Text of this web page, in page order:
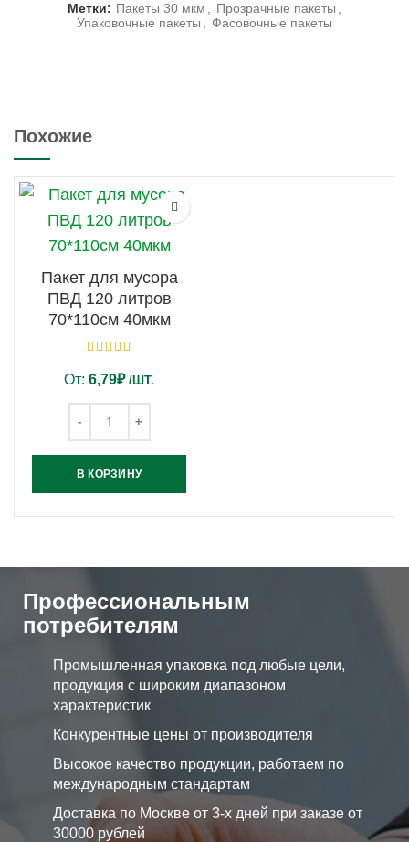
Метки: Пакеты 30 мкм , Прозрачные пакеты ,
Упаковочные пакеты , Фасовочные пакеты
Похожие
Пакет для мусора
ПВД 120 литров
70*110см 40мкм
От: 6,79₽ /ШТ.
В КОРЗИНУ
Профессиональным
потребителям
Промышленная упаковка под любые цели,
продукция с широким диапазоном
характеристик
Конкурентные цены от производителя
Высокое качество продукции, работаем по
международным стандартам
Доставка по Москве от 3-х дней при заказе от
30000 рублей